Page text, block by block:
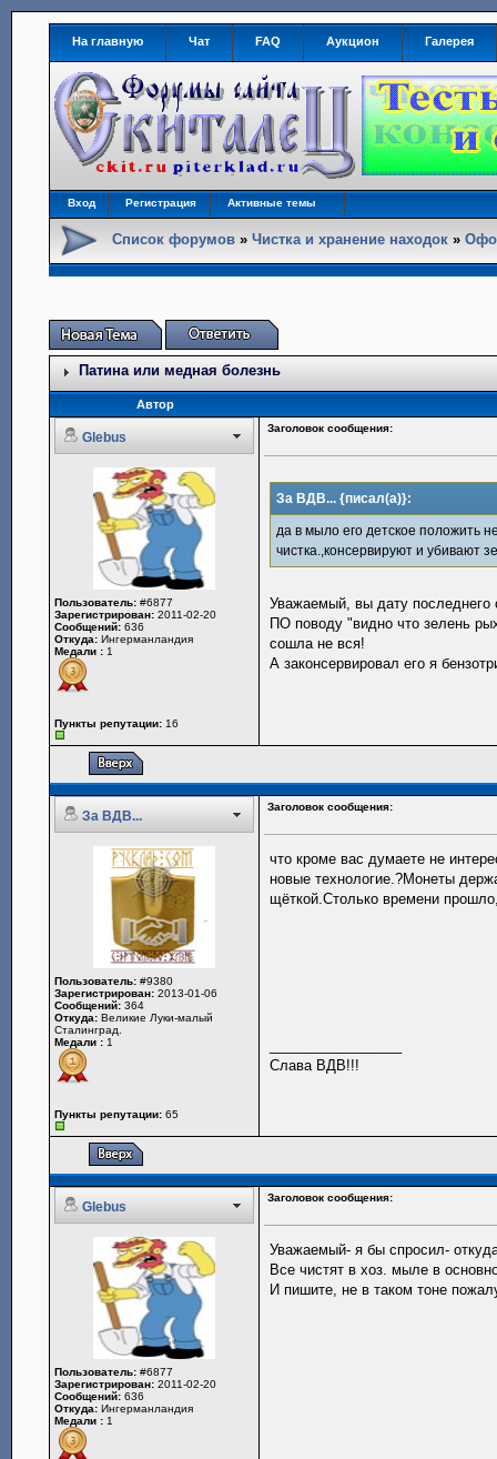
На главную Чат FAQ Аукцион Галерея
Вход Регистрация Активные темы
Список форумов »Чистка и хранение находок »
Патина или медная болезнь
Автор
Glebus
Заголовок сообщения:
Пользователь: #6877
Зарегистрирован: 2011-02-20
Сообщений: 636
Откуда: Ингерманландия
Медали : 1
Пункты репутации: 16
За ВДВ... {писал(а)}:
да в мыло его детское положить
чистка.,консервируют и убивают
Уважаемый, вы дату
ПО поводу "видно что зелень
сошла не вся!
А законсервировал его я
За ВДВ...
Заголовок сообщения:
Пользователь: #9380
Зарегистрирован: 2013-01-06
Сообщений: 364
Откуда: Великие Луки-малый
Сталинград.
Медали : 1
Пункты репутации: 65
что кроме вас думаете не
новые технологие.?Монеты
щёткой.Столько времени
Слава ВДВ!!!
Glebus
Заголовок сообщения:
Пользователь: #6877
Зарегистрирован: 2011-02-20
Сообщений: 636
Откуда: Ингерманландия
Медали : 1
Уважаемый- я бы спросил-
Все чистят в хоз. мыле в
И пишите, не в таком тоне